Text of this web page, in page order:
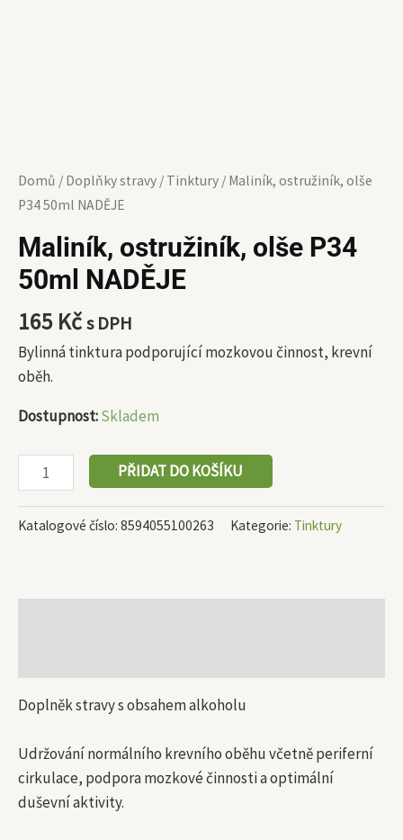
Domů / Doplňky stravy / Tinktury / Maliník, ostružiník, olše
P34 50ml NADĚJE
Maliník, ostružiník, olše P34
50ml NADĚJE
165 Kčs DPH
Bylinná tinktura podporující mozkovou činnost, krevní
oběh.
Dostupnost:Skladem
PŘIDAT DO KOŠÍKU
Katalogové číslo: 8594055100263 Kategorie: Tinktury
Doplněk stravy s obsahem alkoholu
Udržování normálního krevního oběhu včetně periferní
cirkulace, podpora mozkové činnosti a optimální
duševní aktivity.